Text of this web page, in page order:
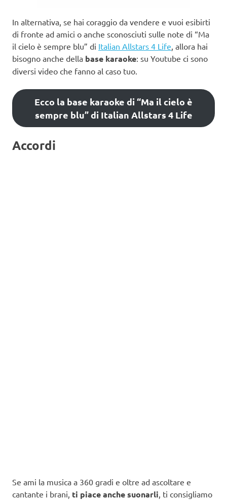
In alternativa, se hai coraggio da vendere e vuoi esibirti
di fronte ad amici o anche sconosciuti sulle note di “Ma
il cielo è sempre blu” di Italian Allstars 4 Life , allora hai
bisogno anche della base karaoke: su Youtube ci sono
diversi video che fanno al caso tuo.
Ecco la base karaoke di “Ma il cielo è
sempre blu” di Italian Allstars 4 Life
Accordi
Se ami la musica a 360 gradi e oltre ad ascoltare e
cantante i brani, ti piace anche suonarli, ti consigliamo